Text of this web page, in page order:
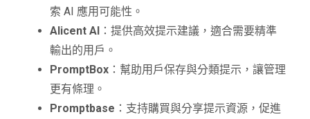
索 AI 應用可能性。
Alicent AI ：提供高效提示建議，適合需要精準
輸出的用戶。
PromptBox ：幫助用戶保存與分類提示，讓管理
更有條理。
Promptbase ：支持購買與分享提示資源，促進